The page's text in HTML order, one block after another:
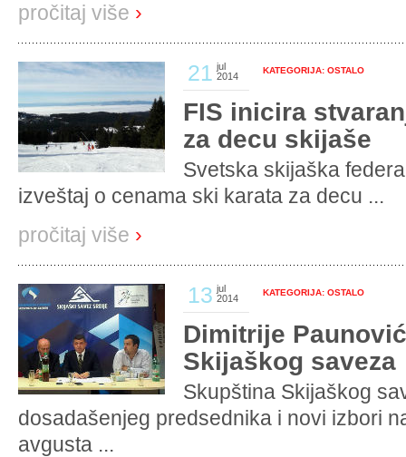
pročitaj više ›
21 jul
2014
KATEGORIJA: OSTALO
FIS inicira
za decu skijaše
Svetska skijaška
izveštaj o cenama ski karata za decu ...
pročitaj više ›
13 jul
2014
KATEGORIJA: OSTALO
Dimitrije
Skijaškog saveza
Skupština Skijaškog
dosadašenjeg predsednika i novi izbori
avgusta ...